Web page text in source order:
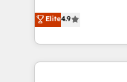
growth • Create
buyers • Use AI to scale
businesses. We go beyond implementation, shaping
the strategy,
HubSpot into a
HubSpot's Global
Elite4.9